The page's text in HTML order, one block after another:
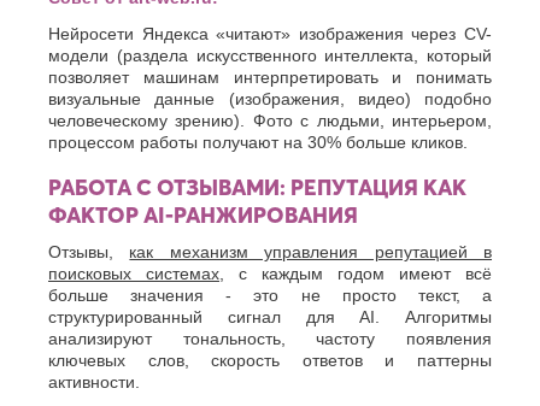
Нейросети Яндекса «читают» изображения через CV-
модели (раздела искусственного интеллекта, который
позволяет машинам интерпретировать и понимать
визуальные данные (изображения, видео) подобно
человеческому зрению). Фото с людьми, интерьером,
процессом работы получают на 30% больше кликов.
РАБОТА С ОТЗЫВАМИ: РЕПУТАЦИЯ КАК
ФАКТОР AI-РАНЖИРОВАНИЯ
Отзывы, как механизм управления репутацией в
поисковых системах , с каждым годом имеют всё
больше значения - это не просто текст, а
структурированный сигнал для AI. Алгоритмы
анализируют тональность, частоту появления
ключевых слов, скорость ответов и паттерны
активности.